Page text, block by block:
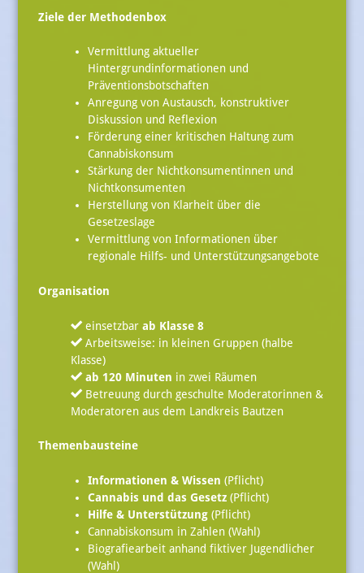
Ziele der Methodenbox
Vermittlung aktueller
Hintergrundinformationen und
Präventionsbotschaften
Anregung von Austausch, konstruktiver
Diskussion und Reflexion
Förderung einer kritischen Haltung zum
Cannabiskonsum
Stärkung der Nichtkonsumentinnen und
Nichtkonsumenten
Herstellung von Klarheit über die
Gesetzeslage
Vermittlung von Informationen über
regionale Hilfs- und Unterstützungsangebote
Organisation
einsetzbarab Klasse 8
Arbeitsweise: in kleinen Gruppen (halbe
Klasse)
ab 120 Minuten in zwei Räumen
Betreuung durch geschulte Moderatorinnen &
Moderatoren aus dem Landkreis Bautzen
Themenbausteine
Informationen & Wissen (Pflicht)
Cannabis und das Gesetz (Pflicht)
Hilfe & Unterstützung (Pflicht)
Cannabiskonsum in Zahlen (Wahl)
Biografiearbeit anhand fiktiver Jugendlicher
(Wahl)